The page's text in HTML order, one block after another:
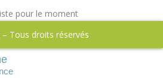
pour le moment
Tous droits réservés